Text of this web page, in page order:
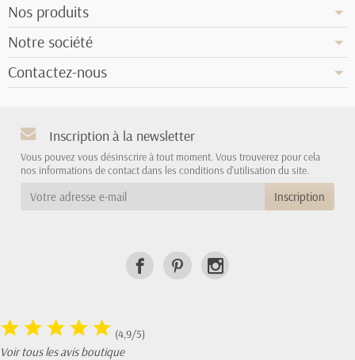
Nos produits
Notre société
Contactez-nous
Inscription à la newsletter
Vous pouvez vous désinscrire à tout moment. Vous trouverez pour cela
nos informations de contact dans les conditions d'utilisation du site.
(4,9/5)
Voir tous les avis boutique